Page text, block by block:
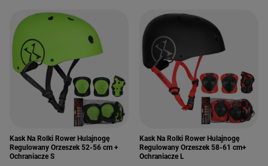
Kask Na Rolki Rower Hulajnogę
Regulowany Orzeszek 52-56 cm +
Ochraniacze S
Kask Na Rolki Rower Hulajnogę
Regulowany Orzeszek 58-61 cm+
Ochraniacze L